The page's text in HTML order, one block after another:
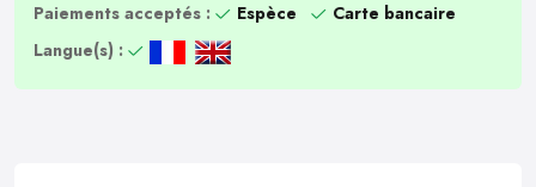
Paiements acceptés :
Espèce
Carte bancaire
Langue(s) :